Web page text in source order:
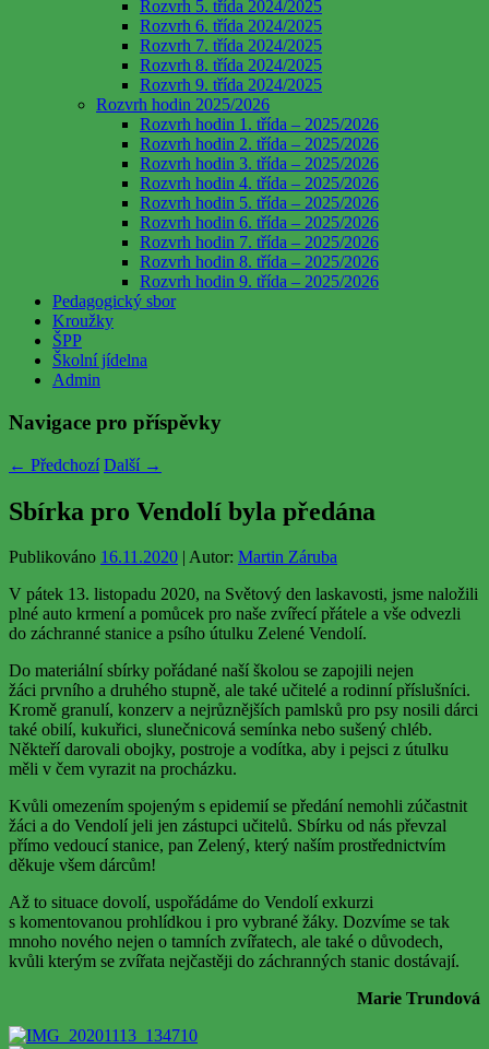
Rozvrh 5. třída 2024/2025
Rozvrh 6. třída 2024/2025
Rozvrh 7. třída 2024/2025
Rozvrh 8. třída 2024/2025
Rozvrh 9. třída 2024/2025
Rozvrh hodin 2025/2026
Rozvrh hodin 1. třída – 2025/2026
Rozvrh hodin 2. třída – 2025/2026
Rozvrh hodin 3. třída – 2025/2026
Rozvrh hodin 4. třída – 2025/2026
Rozvrh hodin 5. třída – 2025/2026
Rozvrh hodin 6. třída – 2025/2026
Rozvrh hodin 7. třída – 2025/2026
Rozvrh hodin 8. třída – 2025/2026
Rozvrh hodin 9. třída – 2025/2026
Pedagogický sbor
Kroužky
ŠPP
Školní jídelna
Admin
Navigace pro příspěvky
← Předchozí Další →
Sbírka pro Vendolí byla předána
Publikováno 16.11.2020 | Autor: Martin Záruba
V pátek 13. listopadu 2020, na Světový den laskavosti, jsme naložili
plné auto krmení a pomůcek pro naše zvířecí přátele a vše odvezli
do záchranné stanice a psího útulku Zelené Vendolí.
Do materiální sbírky pořádané naší školou se zapojili nejen
žáci prvního a druhého stupně, ale také učitelé a rodinní příslušníci.
Kromě granulí, konzerv a nejrůznějších pamlsků pro psy nosili dárci
také obilí, kukuřici, slunečnicová semínka nebo sušený chléb.
Někteří darovali obojky, postroje a vodítka, aby i pejsci z útulku
měli v čem vyrazit na procházku.
Kvůli omezením spojeným s epidemií se předání nemohli zúčastnit
žáci a do Vendolí jeli jen zástupci učitelů. Sbírku od nás převzal
přímo vedoucí stanice, pan Zelený, který naším prostřednictvím
děkuje všem dárcům!
Až to situace dovolí, uspořádáme do Vendolí exkurzi
s komentovanou prohlídkou i pro vybrané žáky. Dozvíme se tak
mnoho nového nejen o tamních zvířatech, ale také o důvodech,
kvůli kterým se zvířata nejčastěji do záchranných stanic dostávají.
Marie Trundová